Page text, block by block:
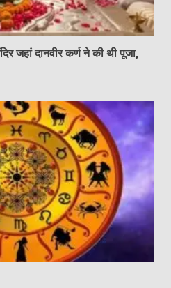
जहां दानवीर कर्ण ने की थी पूजा,